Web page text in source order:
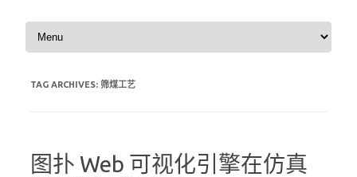
Skip to content
TAG ARCHIVES: 筛煤工艺
图扑 Web 可视化引擎在仿真